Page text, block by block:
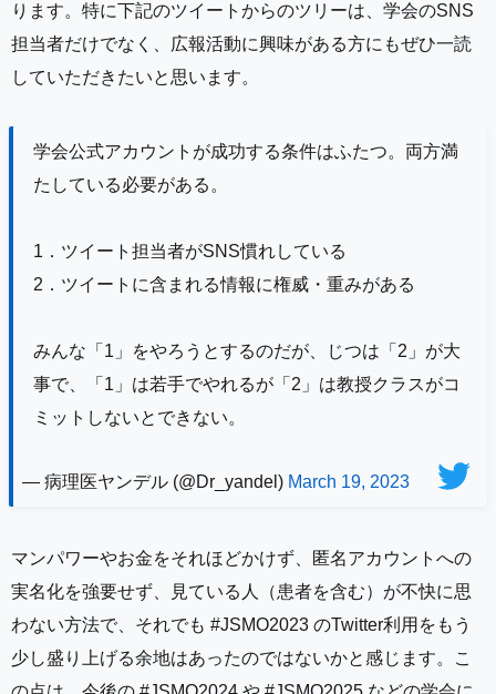
ります。特に下記のツイートからのツリーは、学会のSNS
担当者だけでなく、広報活動に興味がある方にもぜひ一読
していただきたいと思います。
学会公式アカウントが成功する条件はふたつ。両方満
たしている必要がある。
1．ツイート担当者がSNS慣れしている
2．ツイートに含まれる情報に権威・重みがある
みんな「1」をやろうとするのだが、じつは「2」が大
事で、「1」は若手でやれるが「2」は教授クラスがコ
ミットしないとできない。
— 病理医ヤンデル (@Dr_yandel) March 19, 2023
マンパワーやお金をそれほどかけず、匿名アカウントへの
実名化を強要せず、見ている人（患者を含む）が不快に思
わない方法で、それでも #JSMO2023 のTwitter利用をもう
少し盛り上げる余地はあったのではないかと感じます。こ